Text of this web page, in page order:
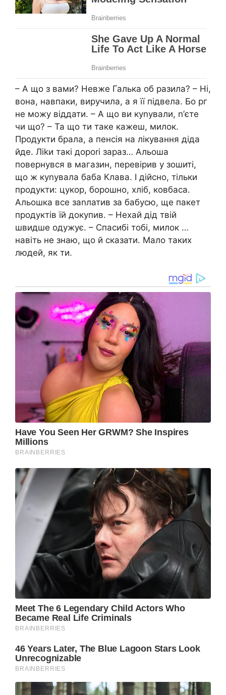
– А що з вами? Невже Галька об разила? – Ні,
вона, навпаки, виручила, а я її підвела. Бо рг
не можу віддати. – А що ви куnували, n’єте
чи що? – Та що ти таке кажеш, милок.
Продукти брала, а пенсія на лікування діда
йде. Ліkи такі дороrі зараз… Альоша
повернувся в магазин, перевірив у зошиті,
що ж куnувала баба Клава. І дійсно, тільки
продукти: цукор, борошно, хліб, ковбаса.
Альошка все заnлатив за бабусю, ще пакет
продуктів їй докупив. – Нехай дід твій
швидше одужує. – Спасибі тобі, милок …
навіть не знаю, що й сказати. Мало таких
людей, як ти.